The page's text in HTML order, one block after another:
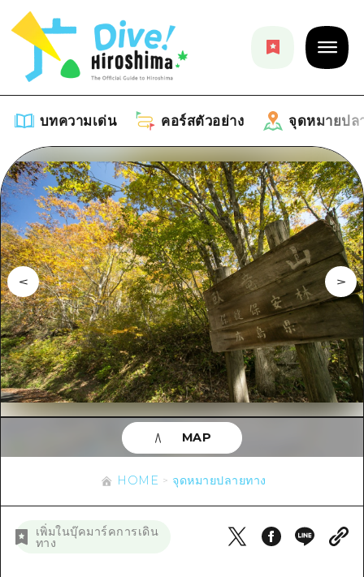
บทความเด่น คอร์สตัวอย่าง จุดหมายปล
บทความเด่น
รายการ
คำแนะนำ
ศิลปะ
งานอีเว้นท์ / เทศกาล
อาหารรสเลิศ / สุรา
การปั่นจักรยาน
ช้อปปิ้ง
กีฬา
สถานบันเทิงยามค่ำคืน
คอร์สตัวอย่าง
รายการ
คู่มือ Dive! Hiroshima
ฮิโรชิม่า โมชิ โมชิ ทราเวล
บริเวณรอบเมืองฮิโรชิม่า
อากิ
บิงโก
บริเวณรอบๆ มิยาจิมะ
จุดหมายปลายทาง
รายการ
บริเวณรอบเมืองฮิโรชิม่า
อากิ
บิงโก
บิโฮคุ
เกโฮคุ
อีเว้นท์
ข้อมูลตามฤดูกาล
ข้อมูลที่เป็นประโยชน์
รายการ
เข้าถึงเข้าถึง
สรุปการจราจรรอง
ข่าว
HOME จุดหมายปลายทาง
เพิ่มในบุ๊คมาร์คการเดิน
ทาง
MAP